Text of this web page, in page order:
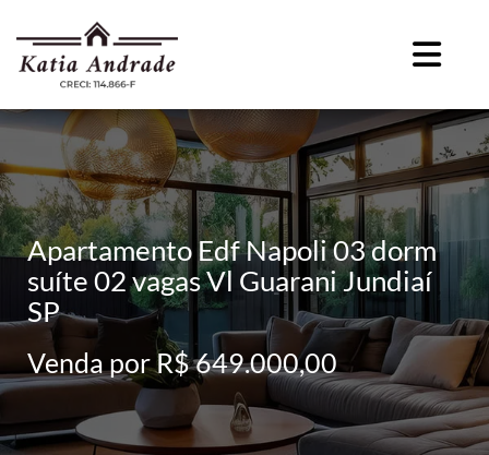
Apartamento Edf Napoli 03 dorm
suíte 02 vagas Vl Guarani Jundiaí
SP
Venda por R$ 649.000,00